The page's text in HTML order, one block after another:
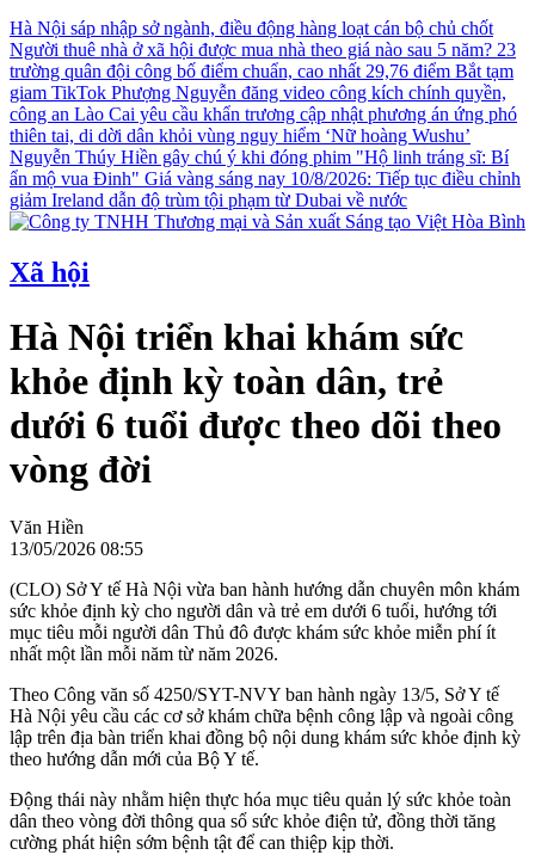
Hà Nội sáp nhập sở ngành, điều động hàng loạt cán bộ chủ chốt
Người thuê nhà ở xã hội được mua nhà theo giá nào sau 5 năm? 23
trường quân đội công bố điểm chuẩn, cao nhất 29,76 điểm Bắt tạm
giam TikTok Phượng Nguyễn đăng video công kích chính quyền,
công an Lào Cai yêu cầu khẩn trương cập nhật phương án ứng phó
thiên tai, di dời dân khỏi vùng nguy hiểm ‘Nữ hoàng Wushu’
Nguyễn Thúy Hiền gây chú ý khi đóng phim "Hộ linh tráng sĩ: Bí
ẩn mộ vua Đinh" Giá vàng sáng nay 10/8/2026: Tiếp tục điều chỉnh
giảm Ireland dẫn độ trùm tội phạm từ Dubai về nước
Xã hội
Hà Nội triển khai khám sức
khỏe định kỳ toàn dân, trẻ
dưới 6 tuổi được theo dõi theo
vòng đời
Văn Hiền
13/05/2026 08:55
(CLO) Sở Y tế Hà Nội vừa ban hành hướng dẫn chuyên môn khám
sức khỏe định kỳ cho người dân và trẻ em dưới 6 tuổi, hướng tới
mục tiêu mỗi người dân Thủ đô được khám sức khỏe miễn phí ít
nhất một lần mỗi năm từ năm 2026.
Theo Công văn số 4250/SYT-NVY ban hành ngày 13/5, Sở Y tế
Hà Nội yêu cầu các cơ sở khám chữa bệnh công lập và ngoài công
lập trên địa bàn triển khai đồng bộ nội dung khám sức khỏe định kỳ
theo hướng dẫn mới của Bộ Y tế.
Động thái này nhằm hiện thực hóa mục tiêu quản lý sức khỏe toàn
dân theo vòng đời thông qua sổ sức khỏe điện tử, đồng thời tăng
cường phát hiện sớm bệnh tật để can thiệp kịp thời.